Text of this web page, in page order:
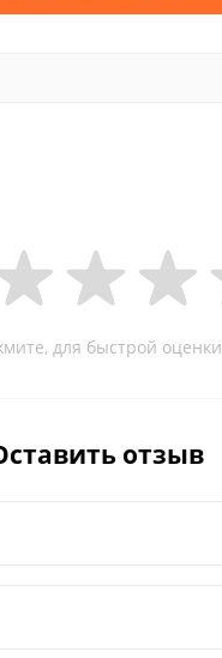
для быстрой оценки
отзыв